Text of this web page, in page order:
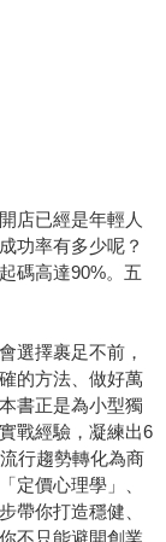
店已經是年輕人
功率有多少呢？
碼高達90%。五
擇裹足不前，
的方法、做好萬
書正是為小型獨
戰經驗，凝練出6
行趨勢轉化為商
定價心理學」、
帶你打造穩健、